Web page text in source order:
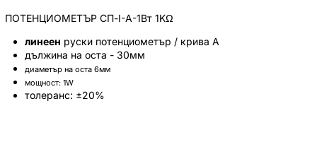
ПОТЕНЦИОМЕТЪР СП-I-A-1Вт 1KΩ
линеен руски потенциометър / крива А
дължина на оста - 30мм
диаметър на оста 6мм
мощност: 1W
толеранс: ±20%